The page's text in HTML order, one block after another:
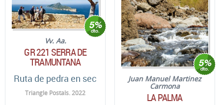
Vv. Aa.
GR 221 SERRA DE
TRAMUNTANA
Ruta de pedra en sec
Triangle Postals. 2022
Juan Manuel Martinez
Carmona
LA PALMA